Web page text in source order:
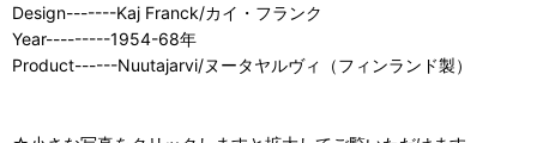
Design-------Kaj Franck/カイ・フランク
Year---------1954-68年
Product------Nuutajarvi/ヌータヤルヴィ（フィンランド製）